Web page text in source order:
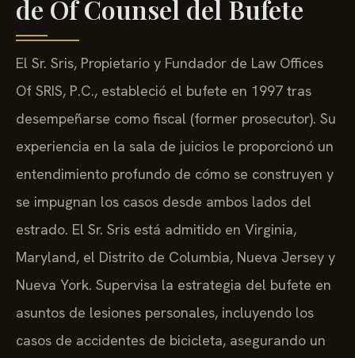
de Of Counsel del Bufete
El Sr. Sris, Propietario y Fundador de Law Offices
Of SRIS, P.C., estableció el bufete en 1997 tras
desempeñarse como fiscal (former prosecutor). Su
experiencia en la sala de juicios le proporcionó un
entendimiento profundo de cómo se construyen y
se impugnan los casos desde ambos lados del
estrado. El Sr. Sris está admitido en Virginia,
Maryland, el Distrito de Columbia, Nueva Jersey y
Nueva York. Supervisa la estrategia del bufete en
asuntos de lesiones personales, incluyendo los
casos de accidentes de bicicleta, asegurando un